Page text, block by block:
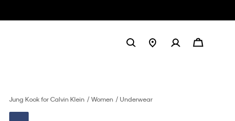
Jung Kook for Calvin Klein Women Underwear